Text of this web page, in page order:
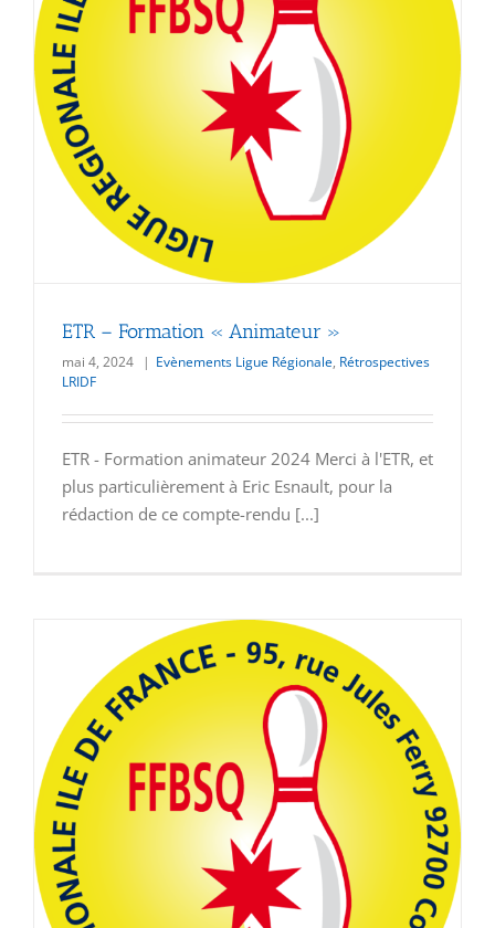
ETR – Formation « Animateur »
mai 4, 2024 | Evènements Ligue Régionale, Rétrospectives
LRIDF
ETR - Formation animateur 2024 Merci à l'ETR, et
plus particulièrement à Eric Esnault, pour la
rédaction de ce compte-rendu [...]